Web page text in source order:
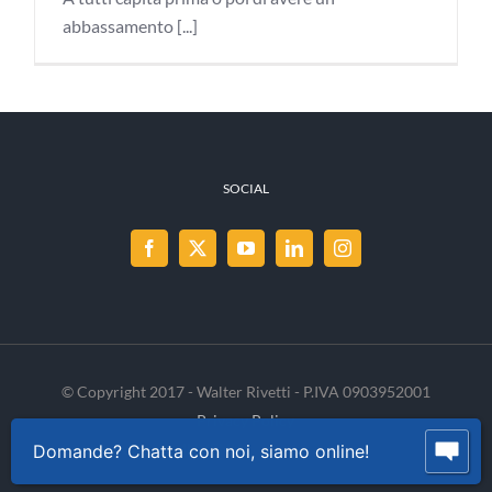
abbassamento [...]
SOCIAL
© Copyright 2017 - Walter Rivetti - P.IVA 0903952001
Privacy Policy
Cookie Policy
INVENIA
Domande? Chatta con noi, siamo online!